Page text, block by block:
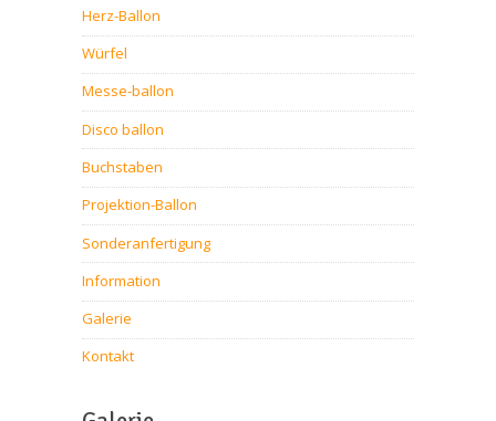
Herz-Ballon
Würfel
Messe-ballon
Disco ballon
Buchstaben
Projektion-Ballon
Sonderanfertigung
Information
Galerie
Kontakt